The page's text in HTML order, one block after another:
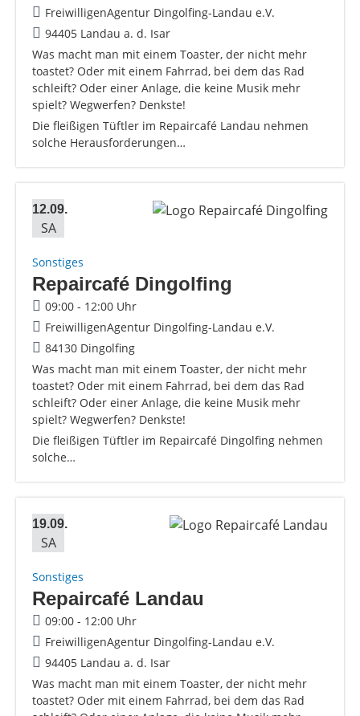
FreiwilligenAgentur Dingolfing-Landau e.V.
94405 Landau a. d. Isar
Was macht man mit einem Toaster, der nicht mehr
toastet? Oder mit einem Fahrrad, bei dem das Rad
schleift? Oder einer Anlage, die keine Musik mehr
spielt? Wegwerfen? Denkste!
Die fleißigen Tüftler im Repaircafé Landau nehmen
solche Herausforderungen…
12.09.
SA
Sonstiges
Repaircafé Dingolfing
09:00 - 12:00 Uhr
FreiwilligenAgentur Dingolfing-Landau e.V.
84130 Dingolfing
Was macht man mit einem Toaster, der nicht mehr
toastet? Oder mit einem Fahrrad, bei dem das Rad
schleift? Oder einer Anlage, die keine Musik mehr
spielt? Wegwerfen? Denkste!
Die fleißigen Tüftler im Repaircafé Dingolfing nehmen
solche…
19.09.
SA
Sonstiges
Repaircafé Landau
09:00 - 12:00 Uhr
FreiwilligenAgentur Dingolfing-Landau e.V.
94405 Landau a. d. Isar
Was macht man mit einem Toaster, der nicht mehr
toastet? Oder mit einem Fahrrad, bei dem das Rad